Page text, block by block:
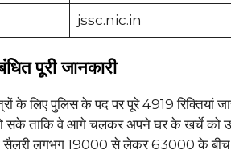
jssc.nic.in
पूरी जानकारी
लिए पुलिस के पद पर पूरे 4919 रिक्तियां
सके ताकि वे आगे चलकर अपने घर के खर्चे को
सैलरी लगभग 19000 से लेकर 63000 के बीच